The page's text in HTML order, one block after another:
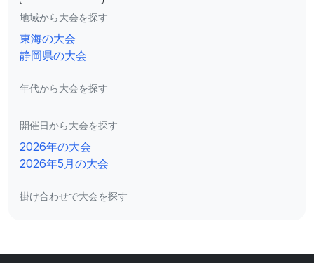
地域から大会を探す
東海の大会
静岡県の大会
年代から大会を探す
開催日から大会を探す
2026年の大会
2026年5月の大会
掛け合わせで大会を探す